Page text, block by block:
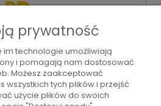
571 310 234
sklep@bdart.pl
prywatność
im technologie umożliwiają
i pomagają nam dostosować
Możesz zaakceptować
wszystkich tych plików i przejść
użycie plików do swoich